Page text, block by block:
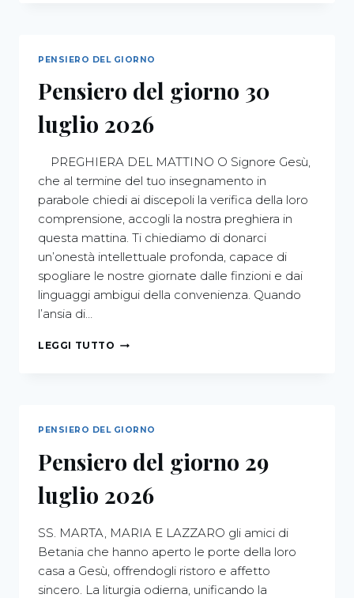
PENSIERO DEL GIORNO
Pensiero del giorno 30
luglio 2026
PREGHIERA DEL MATTINO O Signore Gesù,
che al termine del tuo insegnamento in
parabole chiedi ai discepoli la verifica della loro
comprensione, accogli la nostra preghiera in
questa mattina. Ti chiediamo di donarci
un’onestà intellettuale profonda, capace di
spogliare le nostre giornate dalle finzioni e dai
linguaggi ambigui della convenienza. Quando
l’ansia di…
LEGGI TUTTO
PENSIERO DEL GIORNO
Pensiero del giorno 29
luglio 2026
SS. MARTA, MARIA E LAZZARO gli amici di
Betania che hanno aperto le porte della loro
casa a Gesù, offrendogli ristoro e affetto
sincero. La liturgia odierna, unificando la